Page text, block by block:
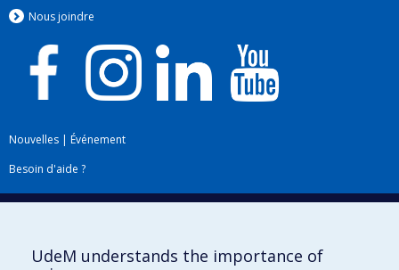
Nous joindre
Nouvelles | Événement
Besoin d'aide ?
Plan du site|Accessibilité
UdeM understands the importance of